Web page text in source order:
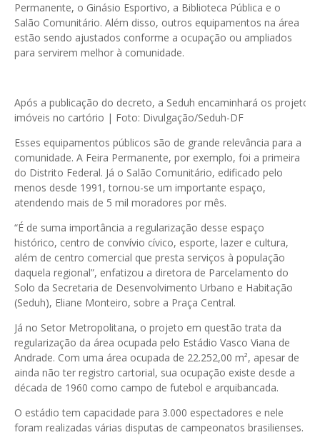
Permanente, o Ginásio Esportivo, a Biblioteca Pública e o
Salão Comunitário. Além disso, outros equipamentos na área
estão sendo ajustados conforme a ocupação ou ampliados
para servirem melhor à comunidade.
Após a publicação do decreto, a Seduh encaminhará os
imóveis no cartório | Foto: Divulgação/Seduh-DF
Esses equipamentos públicos são de grande relevância para a
comunidade. A Feira Permanente, por exemplo, foi a primeira
do Distrito Federal. Já o Salão Comunitário, edificado pelo
menos desde 1991, tornou-se um importante espaço,
atendendo mais de 5 mil moradores por mês.
“É de suma importância a regularização desse espaço
histórico, centro de convívio cívico, esporte, lazer e cultura,
além de centro comercial que presta serviços à população
daquela regional”, enfatizou a diretora de Parcelamento do
Solo da Secretaria de Desenvolvimento Urbano e Habitação
(Seduh), Eliane Monteiro, sobre a Praça Central.
Já no Setor Metropolitana, o projeto em questão trata da
regularização da área ocupada pelo Estádio Vasco Viana de
Andrade. Com uma área ocupada de 22.252,00 m², apesar de
ainda não ter registro cartorial, sua ocupação existe desde a
década de 1960 como campo de futebol e arquibancada.
O estádio tem capacidade para 3.000 espectadores e nele
foram realizadas várias disputas de campeonatos brasilienses.